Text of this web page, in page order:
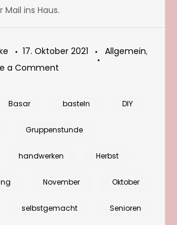
ins Haus.
17. Oktober 2021 Allgemein,
a Comment
im
Grußkarten
basteln
Basar basteln DIY
Gruppenstunde
handwerken Herbst
November Oktober
selbstgemacht Senioren